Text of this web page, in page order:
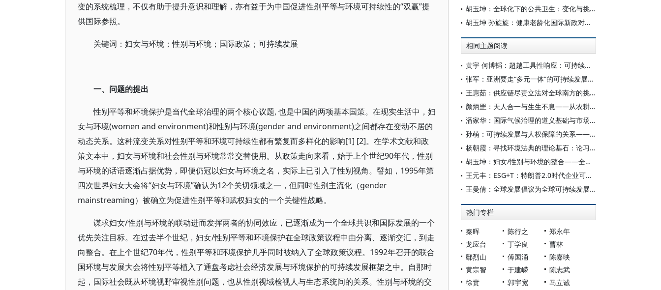
变的系统梳理，不仅有助于提升意识和理解，亦有益于为中国促进性别平等与环境可持续性的“双赢”提
供国际参照。
关键词：妇女与环境；性别与环境；国际政策；可持续发展
一、问题的提出
性别平等和环境保护是当代全球治理的两个核心议题, 也是中国的两项基本国策。在现实生活中，妇
女与环境(women and environment)和性别与环境(gender and environment)之间都存在变动不居的
动态关系。这种流变关系对性别平等和环境可持续性都有繁复而多样化的影响[1] [2]。在学术文献和政
策文本中，妇女与环境和社会性别与环境常常交替使用。从政策走向来看，始于上个世纪90年代，性别
与环境的话语逐渐占据优势，即便仍冠以妇女与环境之名，实际上已引入了性别视角。譬如，1995年第
四次世界妇女大会将“妇女与环境”确认为12个关切领域之一，但同时性别主流化（gender
mainstreaming）被确立为促进性别平等和赋权妇女的一个关键性战略。
谋求妇女/性别与环境的联动进而发挥两者的协同效应，已逐渐成为一个全球共识和国际发展的一个
优先关注目标。在过去半个世纪，妇女/性别平等和环境保护在全球政策议程中由分离、逐渐交汇，到走
向整合。在上个世纪70年代，性别平等和环境保护几乎同时被纳入了全球政策议程。1992年召开的联合
国环境与发展大会将性别平等植入了通盘考虑社会经济发展与环境保护的可持续发展框架之中。自那时
起，国际社会既从环境视野审视性别问题，也从性别视域检视人与生态系统间的关系。性别与环境的交
胡玉坤：全球化下的公共卫生：变化与挑战
胡玉坤 孙旋旋：健康老龄化国际新政对老年歧视说“不”
相同主题阅读
黄宇 何博韬：超越工具性响应：可持续大学的本体性转型
张军：亚洲要走“多元一体”的可持续发展之路
王惠茹：供应链尽责立法对全球南方的挑战与应对
颜炳罡：天人合一与生生不息——从农耕文明到数智文明
潘家华：国际气候治理的道义基础与市场动能
孙萌：可持续发展与人权保障的关系——兼论中国坚持可持续发展与人权保障并举的实践
杨朝霞：寻找环境法典的理论基石：论习近平生态文明思想对可持续发展观的超越
胡玉坤：妇女/性别与环境的整合——全球政策议程的嬗变及其对中国的启示
王元丰：ESG+T：特朗普2.0时代企业可持续发展的重要动力
王曼倩：全球发展倡议为全球可持续发展注入新动力
热门专栏
秦晖 陈行之
郑永年
龙应台
丁学良
曹林
鄢烈山
傅国涌
陈嘉映
黄宗智
于建嵘
陈志武
徐贲
郭宇宽
马立诚